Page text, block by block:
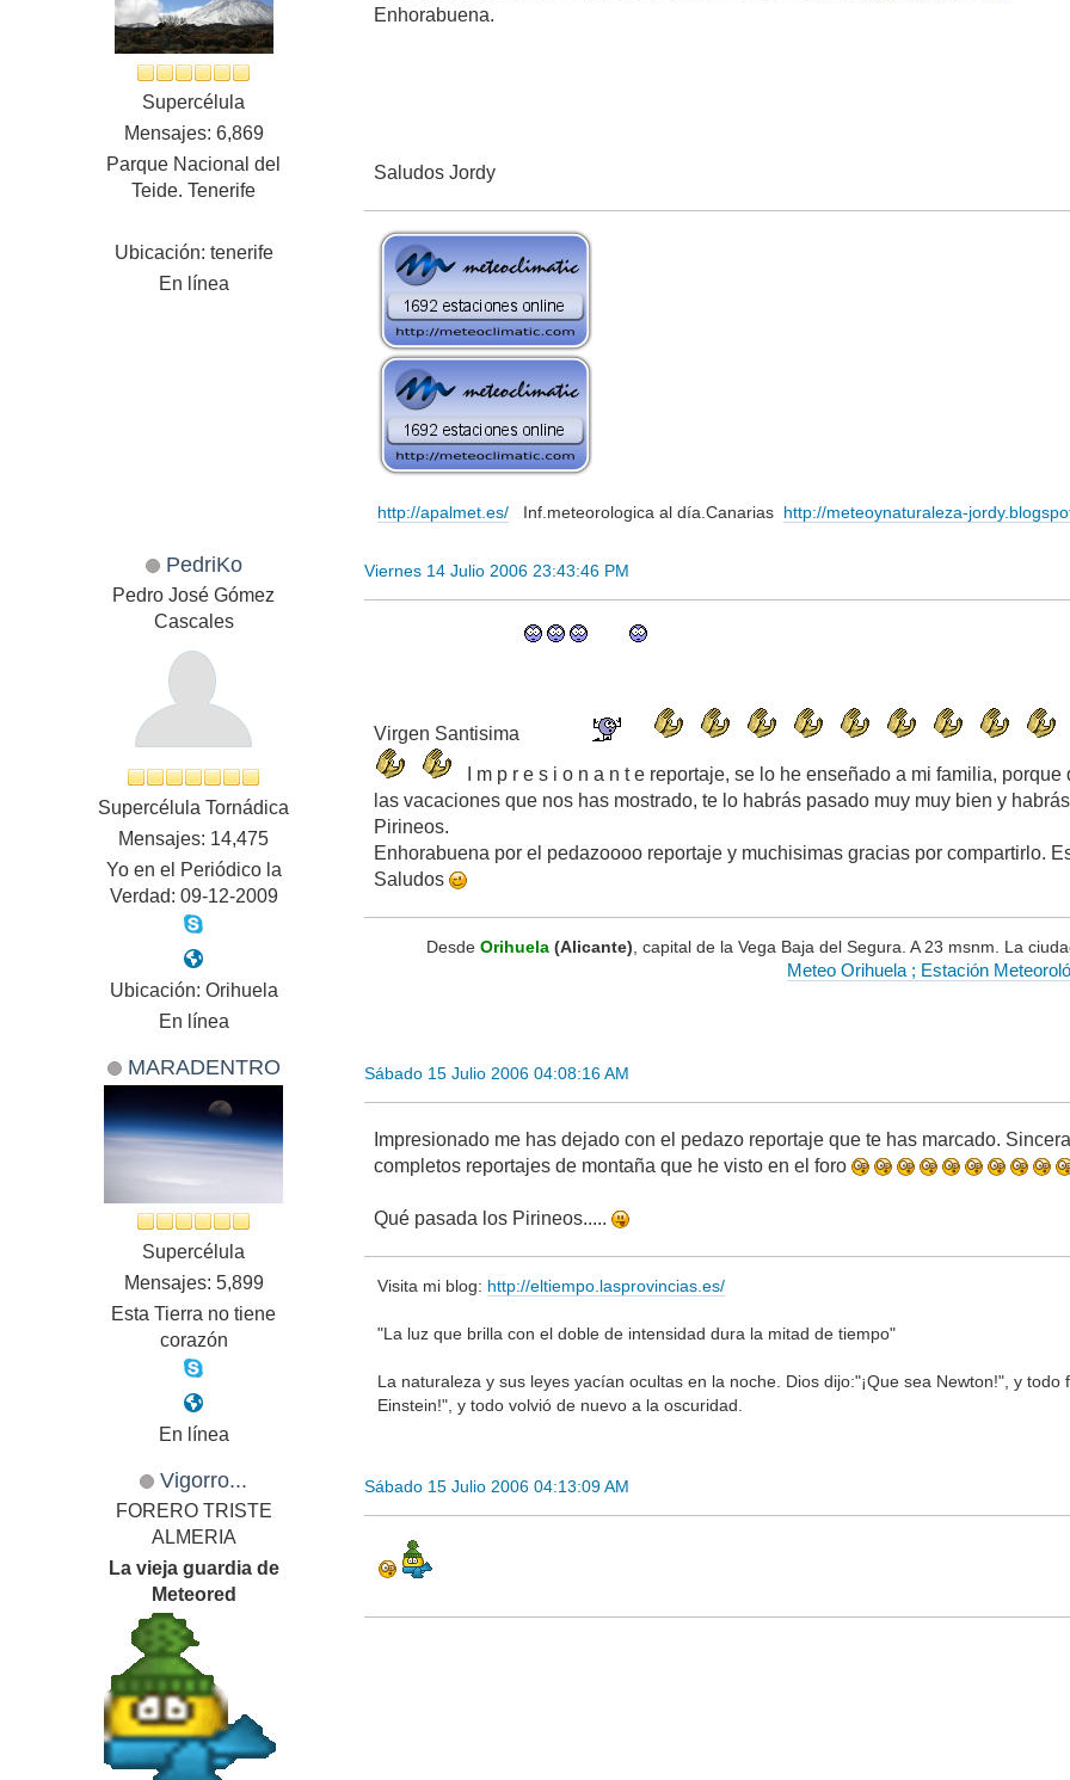
Supercélula
Mensajes: 6,869
Parque Nacional del
Teide. Tenerife
Ubicación: tenerife
En línea
Enhorabuena.
Saludos Jordy
http://apalmet.es/ Inf.meteorologica al día.Canarias http://meteoynaturaleza-
PedriKo
Pedro José Gómez
Cascales
Supercélula Tornádica
Mensajes: 14,475
Yo en el Periódico la
Verdad: 09-12-2009
Ubicación: Orihuela
En línea
Viernes 14 Julio 2006 23:43:46 PM
Virgen Santisima
I m p r e s i o n a n t e reportaje, se lo he enseñado a mi familia,
las vacaciones que nos has mostrado, te lo habrás pasado muy muy bien y
Pirineos.
Enhorabuena por el pedazoooo reportaje y muchisimas gracias por compartirlo.
Saludos
Desde Orihuela (Alicante) , capital de la Vega Baja del Segura. A 23 msnm. La
Meteo Orihuela ; Estación
MARADENTRO
Supercélula
Mensajes: 5,899
Esta Tierra no tiene
corazón
En línea
Sábado 15 Julio 2006 04:08:16 AM
Impresionado me has dejado con el pedazo reportaje que te has marcado.
completos reportajes de montaña que he visto en el foro
Qué pasada los Pirineos.....
Visita mi blog: http://eltiempo.lasprovincias.es/
"La luz que brilla con el doble de intensidad dura la mitad de tiempo"
La naturaleza y sus leyes yacían ocultas en la noche. Dios dijo:"¡Que sea Newton!", y
Einstein!", y todo volvió de nuevo a la oscuridad.
Vigorro...
FORERO TRISTE
ALMERIA
La vieja guardia de
Meteored
Sábado 15 Julio 2006 04:13:09 AM